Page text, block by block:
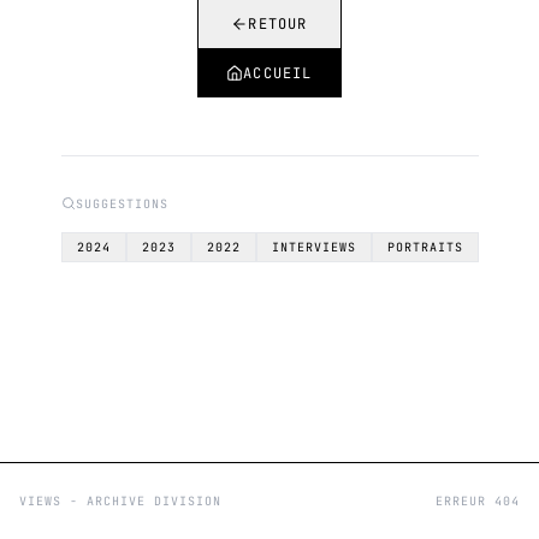
RETOUR
ACCUEIL
SUGGESTIONS
2024 2023 2022 INTERVIEWS PORTRAITS
VIEWS - ARCHIVE DIVISION ERREUR 404